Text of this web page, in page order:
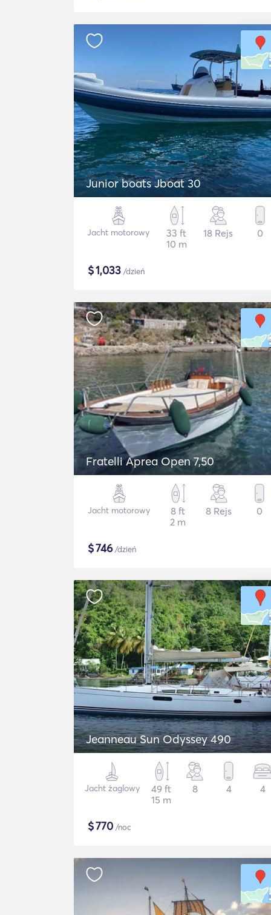
Junior boats Jboat 30
Jacht motorowy
33 ft
10 m
18 Rejs 0
$1,033 /dzień
Fratelli Aprea Open 7,50
Jacht motorowy
8 ft
2 m
8 Rejs 0
$746/dzień
Jeanneau Sun Odyssey 490
Jacht żaglowy
49 ft
15 m
8 4 4
$770 /noc